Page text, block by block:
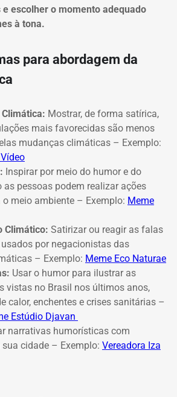
escolher o momento adequado
à tona.
para abordagem da
Climática: Mostrar, de forma satírica,
mais favorecidas são menos
mudanças climáticas – Exemplo:
Inspirar por meio do humor e do
as pessoas podem realizar ações
meio ambiente – Exemplo: Meme
Climático: Satirizar ou reagir as falas
por negacionistas das
– Exemplo: Meme Eco Naturae
Usar o humor para ilustrar as
vistas no Brasil nos últimos anos,
calor, enchentes e crises sanitárias –
Estúdio Djavan
narrativas humorísticas com
cidade – Exemplo: Vereadora Iza